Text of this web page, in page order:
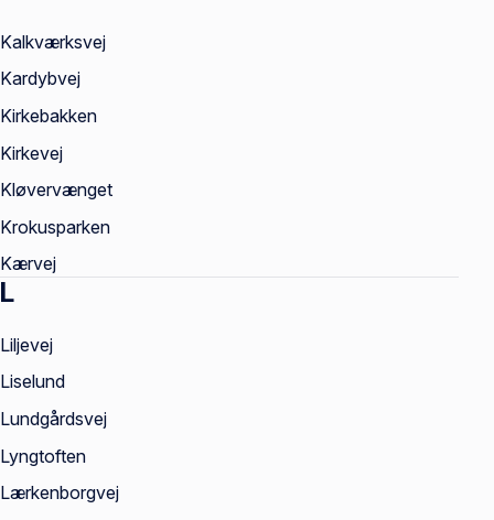
Kalkværksvej
Kardybvej
Kirkebakken
Kirkevej
Kløvervænget
Krokusparken
Kærvej
L
Liljevej
Liselund
Lundgårdsvej
Lyngtoften
Lærkenborgvej